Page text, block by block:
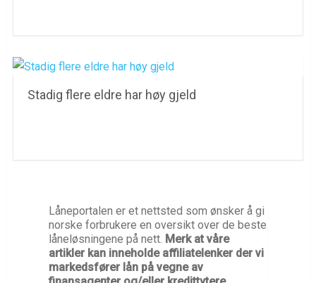
Stadig flere eldre har høy gjeld
Låneportalen er et nettsted som ønsker å gi
norske forbrukere en oversikt over de beste
låneløsningene på nett. Merk at våre
artikler kan inneholde affiliatelenker der vi
markedsfører lån på vegne av